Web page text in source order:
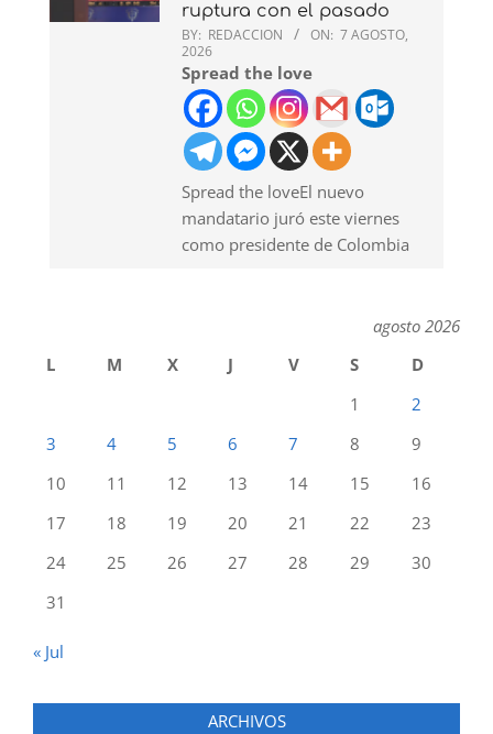
ruptura con el pasado
BY: REDACCION ON: 7 AGOSTO,
2026
Spread the love
Spread the loveEl nuevo
mandatario juró este viernes
como presidente de Colombia
agosto 2026
L
M X J V S
D
1
2
3
4 5 6 7 8
9
10
11 12 13 14 15
16
17
18 19 20 21 22
23
24
25 26 27 28 29
30
31
« Jul
ARCHIVOS